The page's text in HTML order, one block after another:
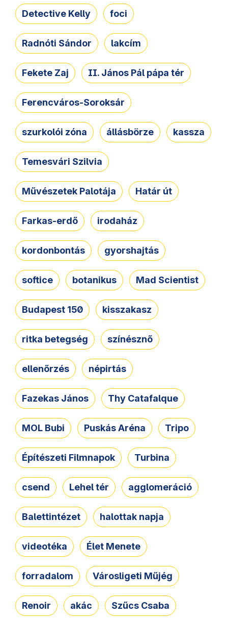
Detective Kelly foci
Radnóti Sándor lakcím
Fekete Zaj II. János Pál pápa tér
Ferencváros-Soroksár
szurkolói zóna állásbörze kassza
Temesvári Szilvia
Művészetek Palotája Határ út
Farkas-erdő irodaház
kordonbontás gyorshajtás
softice botanikus Mad Scientist
Budapest 150 kisszakasz
ritka betegség színésznő
ellenőrzés népirtás
Fazekas János Thy Catafalque
MOL Bubi Puskás Aréna Tripo
Építészeti Filmnapok Turbina
csend Lehel tér agglomeráció
Balettintézet halottak napja
videotéka Élet Menete
forradalom Városligeti Műjég
Renoir akác Szűcs Csaba